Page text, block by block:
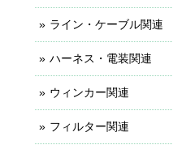
ライン・ケーブル関連
ハーネス・電装関連
ウィンカー関連
フィルター関連